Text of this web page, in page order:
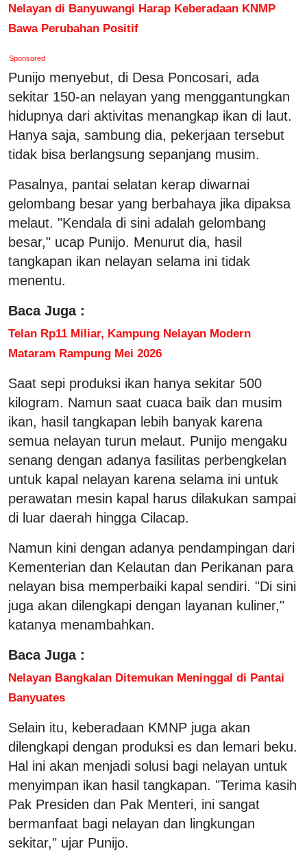
Nelayan di Banyuwangi Harap Keberadaan KNMP
Bawa Perubahan Positif
Sponsored
Punijo menyebut, di Desa Poncosari, ada
sekitar 150-an nelayan yang menggantungkan
hidupnya dari aktivitas menangkap ikan di laut.
Hanya saja, sambung dia, pekerjaan tersebut
tidak bisa berlangsung sepanjang musim.
Pasalnya, pantai selatan kerap diwarnai
gelombang besar yang berbahaya jika dipaksa
melaut. "Kendala di sini adalah gelombang
besar," ucap Punijo. Menurut dia, hasil
tangkapan ikan nelayan selama ini tidak
menentu.
Baca Juga :
Telan Rp11 Miliar, Kampung Nelayan Modern
Mataram Rampung Mei 2026
Saat sepi produksi ikan hanya sekitar 500
kilogram. Namun saat cuaca baik dan musim
ikan, hasil tangkapan lebih banyak karena
semua nelayan turun melaut. Punijo mengaku
senang dengan adanya fasilitas perbengkelan
untuk kapal nelayan karena selama ini untuk
perawatan mesin kapal harus dilakukan sampai
di luar daerah hingga Cilacap.
Namun kini dengan adanya pendampingan dari
Kementerian dan Kelautan dan Perikanan para
nelayan bisa memperbaiki kapal sendiri. "Di sini
juga akan dilengkapi dengan layanan kuliner,"
katanya menambahkan.
Baca Juga :
Nelayan Bangkalan Ditemukan Meninggal di Pantai
Banyuates
Selain itu, keberadaan KMNP juga akan
dilengkapi dengan produksi es dan lemari beku.
Hal ini akan menjadi solusi bagi nelayan untuk
menyimpan ikan hasil tangkapan. "Terima kasih
Pak Presiden dan Pak Menteri, ini sangat
bermanfaat bagi nelayan dan lingkungan
sekitar," ujar Punijo.